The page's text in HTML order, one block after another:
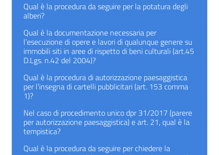
Qual è la procedura da seguire per la potatura degli
alberi?
Qual è la documentazione necessaria per
l’esecuzione di opere e lavori di qualunque genere su
immobili siti in aree di rispetto di beni culturali (art.45
D.Lgs. n.42 del 2004)?
Qual è la procedura di autorizzazione paesaggistica
per l’insegna di cartelli pubblicitari (art. 153 comma
1)?
Nel caso di procedimento unico dpr 31/2017 (parere
per autorizzazione paesaggistica) e art. 21, qual è la
tempistica?
Qual è la procedura da seguire per chiedere la